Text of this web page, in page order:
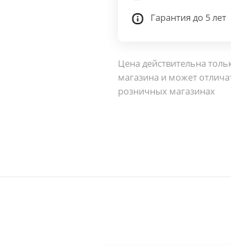
Гарантия до 5 лет
Цена действительна
магазина и может
розничных магазинах